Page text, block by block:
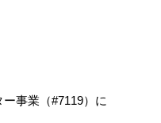
事業（#7119）に